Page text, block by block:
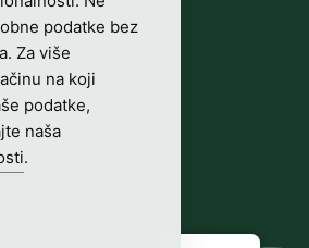
34 560
podatke bez
Za više
na koji
podatke,
naša
.